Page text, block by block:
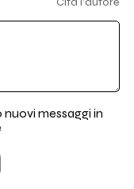
nuovi messaggi in